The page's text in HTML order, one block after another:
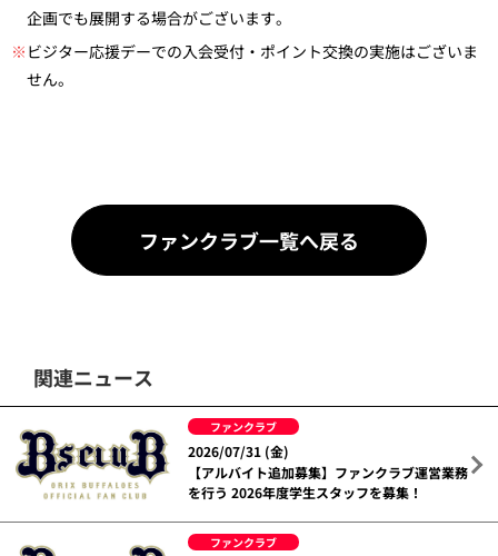
企画でも展開する場合がございます。
※ ビジター応援デーでの入会受付・ポイント交換の実施はございま
せん。
ファンクラブ一覧へ戻る
関連ニュース
ファンクラブ
2026/07/31 (金)
【アルバイト追加募集】ファンクラブ運営業務
を行う 2026年度学生スタッフを募集！
ファンクラブ